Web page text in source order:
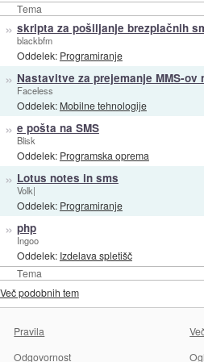
Tema
Tema
» skripta za pošiljanje brezplačnih
blackbfm
Oddelek: Programiranje
» Nastavitve za prejemanje MMS-ov
Faceless
Oddelek: Mobilne tehnologije
» e pošta na SMS
Blisk
Oddelek: Programska oprema
» Lotus notes in sms
Volk|
Oddelek: Programiranje
» php
Ingoo
Oddelek: Izdelava spletišč
Več podobnih tem
Pravila
Odgovornost